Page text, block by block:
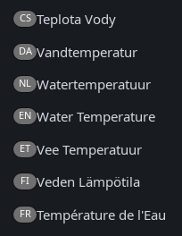
CS Teplota Vody
DA Vandtemperatur
NL Watertemperatuur
EN Water Temperature
ET Vee Temperatuur
FI Veden Lämpötila
FR Température de l'Eau